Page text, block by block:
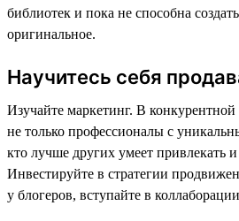
библиотек и пока не способна
оригинальное.
Научитесь себя
Изучайте маркетинг. В конкурентной
не только профессионалы с
кто лучше других умеет привлекать
Инвестируйте в стратегии
у блогеров, вступайте в